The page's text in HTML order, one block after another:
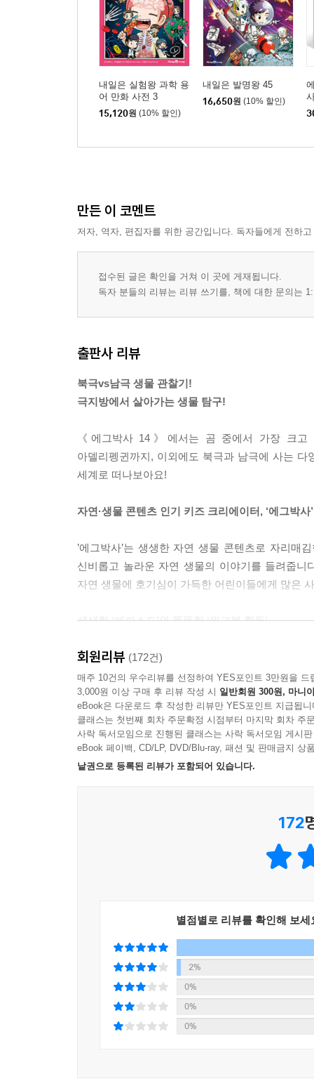
내일은 실험왕 과학 용
어 만화 사전 3
15,120원 (10% 할인)
내일은 발명왕 45
16,650원 (10% 할인)
만든 이 코멘트
저자, 역자, 편집자를 위한 공간입니다. 독자들에게 전하
접수된 글은 확인을 거쳐 이 곳에 게재됩니다.
독자 분들의 리뷰는 리뷰 쓰기를, 책에 대한 문의는
출판사 리뷰
북극vs남극 생물 관찰기!
극지방에서 살아가는 생물 탐구!
《에그박사 14》에서는 곰 중에서 가장 크고
아델리펭귄까지, 이외에도 북극과 남극에 사는
세계로 떠나보아요!
자연·생물 콘텐츠 인기 키즈 크리에이터, ‘에그박사’
’에그박사’는 생생한 자연 생물 콘텐츠로 자리
신비롭고 놀라운 자연 생물의 이야기를 들려줍
자연 생물에 호기심이 가득한 어린이들에게 많은
생생한 ‘에피소드’와 똑똑한 ‘워크북 활동’
《에그박사》는 만화로 풀어 낸 생생한 관찰 에
에는 북극과 남극에서 살아가는 생물들을 만나는
작성하기’ 등 다양한 워크북 활동과 에그박사 영상
회원리뷰 (172건)
매주 10건의 우수리뷰를 선정하여 YES포인트 3만원을 드
3,000원 이상 구매 후 리뷰 작성 시 일반회원 300원, 마니
eBook은 다운로드 후 작성한 리뷰만 YES포인트 지급됩니
클래스는 첫번째 회차 주문확정 시점부터 마지막 회차 주
사락 독서모임으로 진행된 클래스는 사락 독서모임 게시
eBook 페이백, CD/LP, DVD/Blu-ray, 패션 및 판매금지 상
낱권으로 등록된 리뷰가 포함되어 있습니다.
172
별점별로 리뷰를 확인해 보세
2%
0%
0%
0%